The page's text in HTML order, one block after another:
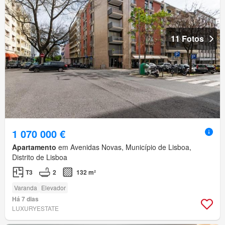
11 Fotos
1 070 000 €
Apartamento em Avenidas Novas, Município de Lisboa,
Distrito de Lisboa
T3 2 132 m²
Varanda Elevador
Há 7 dias
LUXURYESTATE